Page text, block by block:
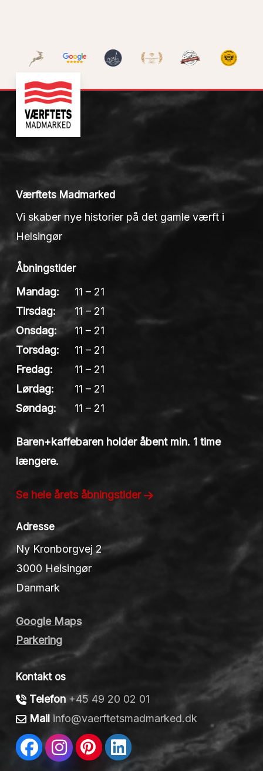
Værftets Madmarked
Vi skaber nye historier på det gamle værft i
Helsingør
Åbningstider
Mandag:
11 – 21
Tirsdag:
11 – 21
Onsdag:
11 – 21
Torsdag:
11 – 21
Fredag:
11 – 21
Lørdag:
11 – 21
Søndag:
11 – 21
Baren+kaffebaren holder åbent min. 1 time
længere.
Se hele årets åbningstider
Adresse
Ny Kronborgvej 2
3000 Helsingør
Danmark
Google Maps
Parkering
Kontakt os
Telefon +45 49 20 02 01
Mail info@vaerftetsmadmarked.dk